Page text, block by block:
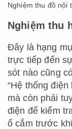
Nghiệm thu đồ nội
Nghiệm thu
Đây là hạng
trực tiếp đến
sót nào cũng
“Hệ thống điện
mà còn phải
điện để kiểm
ổ cắm trước